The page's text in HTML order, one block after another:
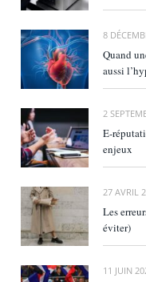
8
Quand
aussi
2
enjeux
27 AVRIL
Les
éviter)
11 JUIN